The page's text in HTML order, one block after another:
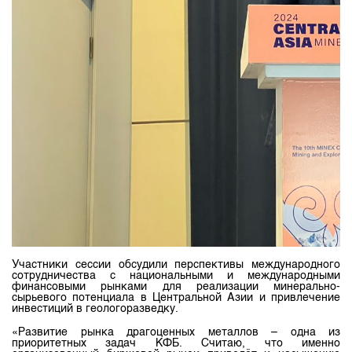
Участники сессии обсудили перспективы международного
сотрудничества с национальными и международными
финансовыми рынками для реализации минерально-
сырьевого потенциала в Центральной Азии и привлечение
инвестиций в геологоразведку.
«Развитие рынка драгоценных металлов – одна из
приоритетных задач КФБ. Считаю, что именно